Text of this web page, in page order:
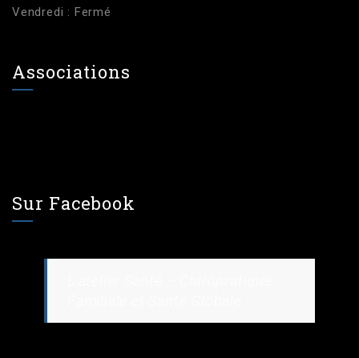
Vendredi : Fermé
Associations
Sur Facebook